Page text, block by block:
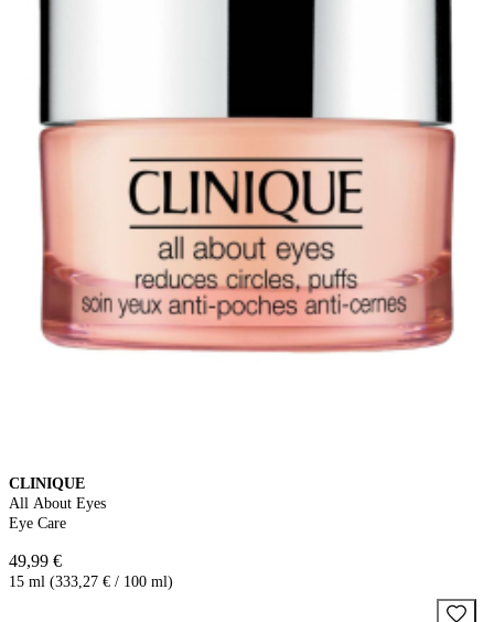
CLINIQUE
All About Eyes
Eye Care
49,99 €
15 ml (333,27 € / 100 ml)